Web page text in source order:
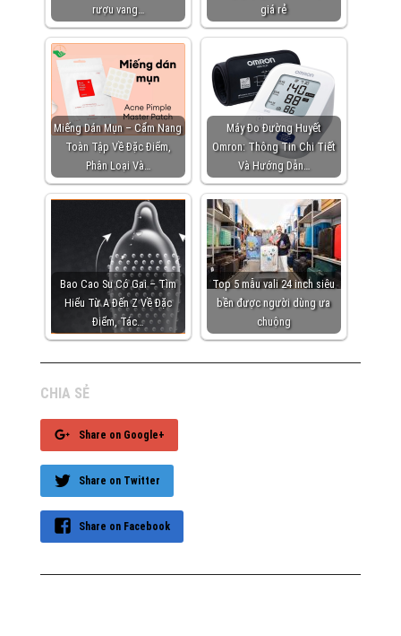
rượu vang…
giá rẻ
Miếng Dán Mụn – Cẩm Nang
Toàn Tập Về Đặc Điểm,
Phân Loại Và…
Máy Đo Đường Huyết
Omron: Thông Tin Chi Tiết
Và Hướng Dẫn…
Bao Cao Su Có Gai – Tìm
Hiểu Từ A Đến Z Về Đặc
Điểm, Tác…
Top 5 mẫu vali 24 inch siêu
bền được người dùng ưa
chuộng
CHIA SẺ
Share on Google+
Share on Twitter
Share on Facebook